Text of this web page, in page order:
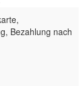
Bezahlung nach